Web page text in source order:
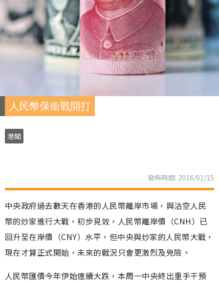
人民幣保衞戰開打
港聞
發佈時間: 2016/01/15
中央政府過去數天在香港的人民幣離岸市場，與沽空人民
幣的炒家進行大戰，初步見效，人民幣離岸價（CNH）已
回升至在岸價（CNY）水平，但中央與炒家的人民幣大戰，
現在才算正式開始，未來的戰況只會更激烈及兇險。
人民幣匯價今年伊始連續大跌，本周一中央終出重手干預